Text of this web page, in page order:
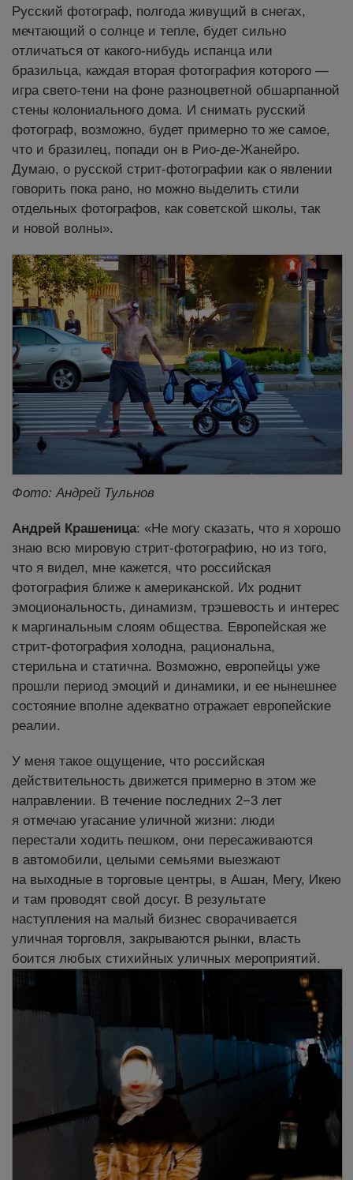
Русский фотограф, полгода живущий в снегах,
мечтающий о солнце и тепле, будет сильно
отличаться от какого-нибудь испанца или
бразильца, каждая вторая фотография которого —
игра свето-тени на фоне разноцветной обшарпанной
стены колониального дома. И снимать русский
фотограф, возможно, будет примерно то же самое,
что и бразилец, попади он в Рио-де-Жанейро.
Думаю, о русской стрит-фотографии как о явлении
говорить пока рано, но можно выделить стили
отдельных фотографов, как советской школы, так
и новой волны».
Фото: Андрей Тульнов
Андрей Крашеница: «Не могу сказать, что я хорошо
знаю всю мировую стрит-фотографию, но из того,
что я видел, мне кажется, что российская
фотография ближе к американской. Их роднит
эмоциональность, динамизм, трэшевость и интерес
к маргинальным слоям общества. Европейская же
стрит-фотография холодна, рациональна,
стерильна и статична. Возможно, европейцы уже
прошли период эмоций и динамики, и ее нынешнее
состояние вполне адекватно отражает европейские
реалии.
У меня такое ощущение, что российская
действительность движется примерно в этом же
направлении. В течение последних 2−3 лет
я отмечаю угасание уличной жизни: люди
перестали ходить пешком, они пересаживаются
в автомобили, целыми семьями выезжают
на выходные в торговые центры, в Ашан, Мегу, Икею
и там проводят свой досуг. В результате
наступления на малый бизнес сворачивается
уличная торговля, закрываются рынки, власть
боится любых стихийных уличных мероприятий.